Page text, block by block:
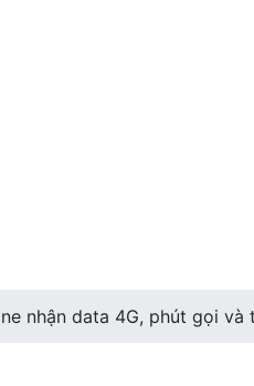
nhận data 4G, phút gọi và